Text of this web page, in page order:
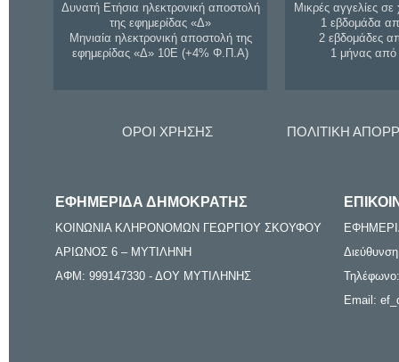
Δυνατή Ετήσια ηλεκτρονική αποστολή
της εφημερίδας «Δ»
Μηνιαία ηλεκτρονική αποστολή της
εφημερίδας «Δ» 10Ε (+4% Φ.Π.Α)
Μικρές αγγελίες σε
1 εβδομάδα
2 εβδομάδες
1 μήνας
ΟΡΟΙ ΧΡΗΣΗΣ ΠΟΛΙΤΙΚΗ
ΕΦΗΜΕΡΙΔΑ ΔΗΜΟΚΡΑΤΗΣ
ΚΟΙΝΩΝΙΑ ΚΛΗΡΟΝΟΜΩΝ ΓΕΩΡΓΙΟΥ ΣΚΟΥΦΟΥ
ΑΡΙΩΝΟΣ 6 – ΜΥΤΙΛΗΝΗ
ΑΦΜ: 999147330 - ΔΟΥ ΜΥΤΙΛΗΝΗΣ
Email: